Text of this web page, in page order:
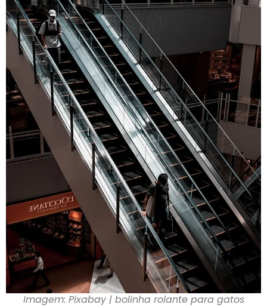
Imagem: Pixabay | bolinha rolante para gatos